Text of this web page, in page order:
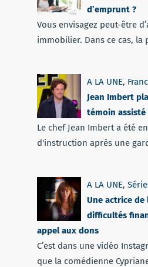
d’emprunt ?
Vous envisagez peut-être
immobilier. Dans ce cas, la
A LA UNE,
Jean Imbert
témoin assisté
Le chef Jean Imbert a été
d'instruction après une
A LA UNE,
Une actrice de
difficultés
appel aux dons
C’est dans une vidéo
que la comédienne